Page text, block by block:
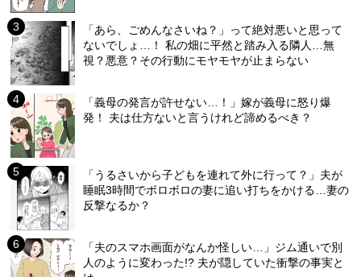
「あら、ごめんなさいね？」って絶対悪いと思って
ないでしょ…！ 私の畑に平然と踏み入る隣人…無
視？悪意？その行動にモヤモヤが止まらない
「義母の発言が許せない…！」嫁が義母に怒り爆
発！ 夫は仕方ないと言うけれど諦めるべき？
「うるさいから子どもを連れて外に行って？」夫が
睡眠3時間でボロボロの妻に追い打ちをかける…妻の
反撃なるか？
「夫のスマホ画面がなんか怪しい…」ジム通いで別
人のように変わった!? 夫が隠していた衝撃の事実と